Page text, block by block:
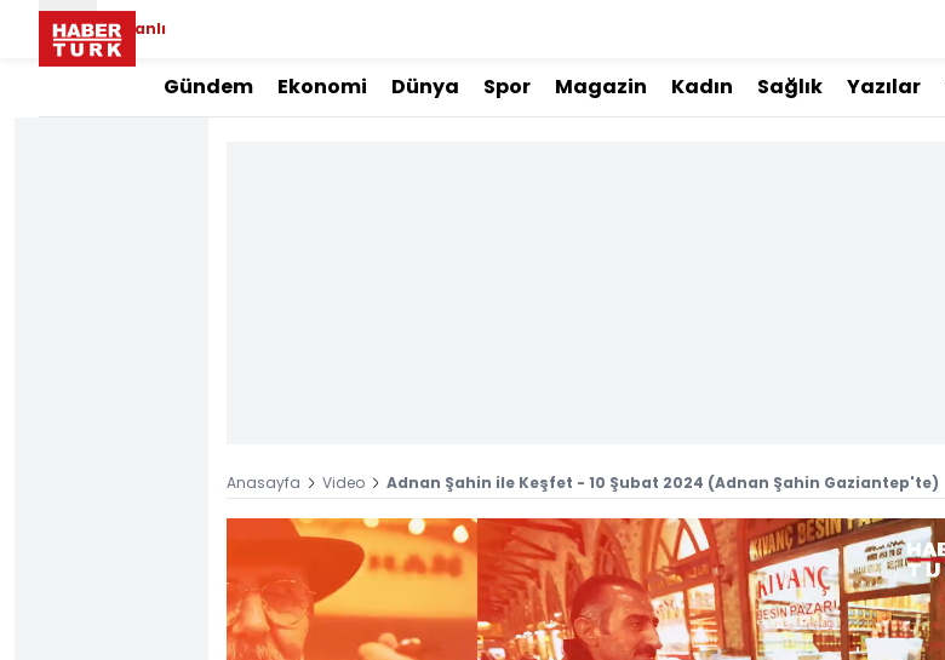
Canlı
Gündem Ekonomi Dünya Spor Magazin Kadın Sağlık Yazılar
Anasayfa Video Adnan Şahin ile Keşfet - 10 Şubat 2024 (Adnan Şahin Gaziantep'te)